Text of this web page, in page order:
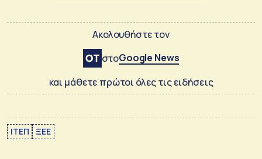
Ακολουθήστε τον
στοGoogle News
και μάθετε πρώτοι όλες τις ειδήσεις
ΙΤΕΠ ΞΕΕ